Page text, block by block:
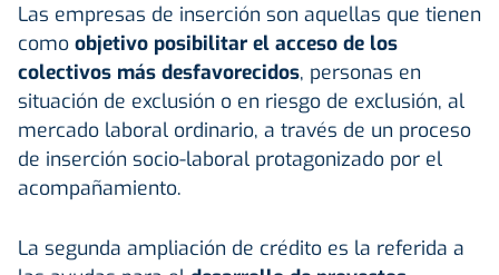
Las empresas de inserción son aquellas que tienen
como objetivo posibilitar el acceso de los
colectivos más desfavorecidos, personas en
situación de exclusión o en riesgo de exclusión, al
mercado laboral ordinario, a través de un proceso
de inserción socio-laboral protagonizado por el
acompañamiento.
La segunda ampliación de crédito es la referida a